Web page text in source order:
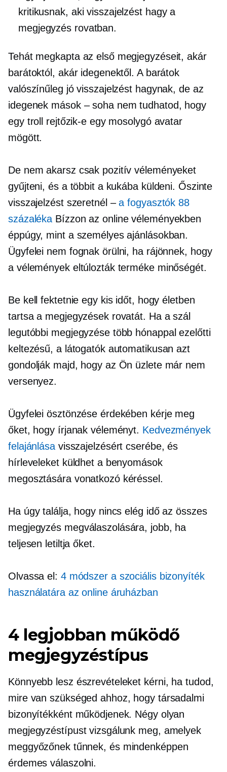
kritikusnak, aki visszajelzést hagy a
megjegyzés rovatban.
Tehát megkapta az első megjegyzéseit, akár
barátoktól, akár idegenektől. A barátok
valószínűleg jó visszajelzést hagynak, de az
idegenek mások – soha nem tudhatod, hogy
egy troll rejtőzik-e egy mosolygó avatar
mögött.
De nem akarsz csak pozitív véleményeket
gyűjteni, és a többit a kukába küldeni. Őszinte
visszajelzést szeretnél –a fogyasztók 88
százaléka Bízzon az online véleményekben
éppúgy, mint a személyes ajánlásokban.
Ügyfelei nem fognak örülni, ha rájönnek, hogy
a vélemények eltúlozták terméke minőségét.
Be kell fektetnie egy kis időt, hogy életben
tartsa a megjegyzések rovatát. Ha a szál
legutóbbi megjegyzése több hónappal ezelőtti
keltezésű, a látogatók automatikusan azt
gondolják majd, hogy az Ön üzlete már nem
versenyez.
Ügyfelei ösztönzése érdekében kérje meg
őket, hogy írjanak véleményt. Kedvezmények
felajánlásavisszajelzésért cserébe, és
hírleveleket küldhet a benyomások
megosztására vonatkozó kéréssel.
Ha úgy találja, hogy nincs elég idő az összes
megjegyzés megválaszolására, jobb, ha
teljesen letiltja őket.
Olvassa el: 4 módszer a szociális bizonyíték
használatára az online áruházban
4 legjobban működő
megjegyzéstípus
Könnyebb lesz észrevételeket kérni, ha tudod,
mire van szükséged ahhoz, hogy társadalmi
bizonyítékként működjenek. Négy olyan
megjegyzéstípust vizsgálunk meg, amelyek
meggyőzőnek tűnnek, és mindenképpen
érdemes válaszolni.